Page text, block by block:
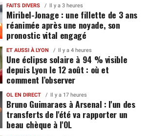
FAITS DIVERS Il y a 3 heures
Miribel-Jonage : une fillette de 3 ans
réanimée après une noyade, son
pronostic vital engagé
ET AUSSI À LYON Il y a 4 heures
Une éclipse solaire à 94 % visible
depuis Lyon le 12 août : où et
comment l’observer
OL EN DIRECT Il y a 17 heures
Bruno Guimaraes à Arsenal : l'un des
transferts de l'été va rapporter un
beau chèque à l'OL